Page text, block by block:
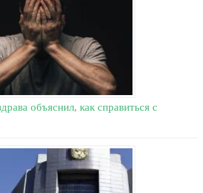
объяснил, как справиться с